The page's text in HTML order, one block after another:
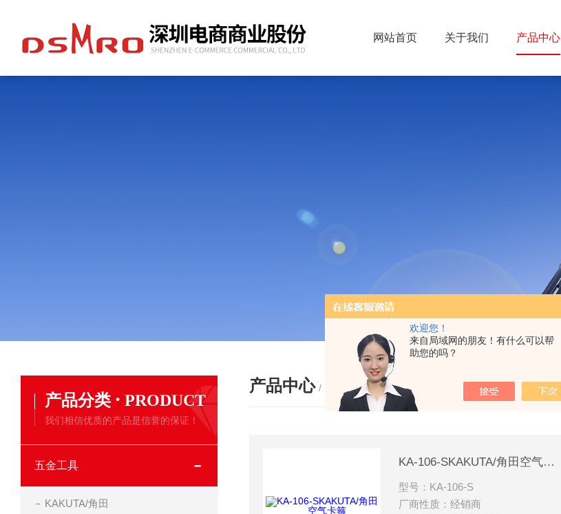
欢迎您！
来自局域网的朋友！有什么可以帮
助您的吗？
网站首页 关于我们 产品中心
产品分类 · PRODUCT
我们相信优质的产品是信誉的保证！
五金工具
KAKUTA/角田
产品中心 / PRODUCTS
KA-106-SKAKUTA/角田空气卡箍
型号：KA-106-S
厂商性质：经销商